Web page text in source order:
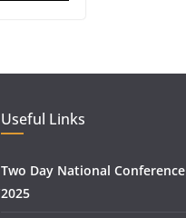
Useful Links
Two Day National Conference
2025